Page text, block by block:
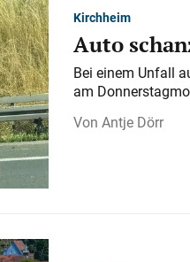
Kirchheim
Auto
Bei einem Unfall
am
Antje Dörr